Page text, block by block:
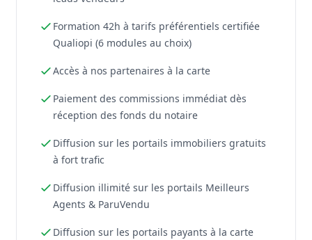
Formation 42h à tarifs préférentiels certifiée
Qualiopi (6 modules au choix)
Accès à nos partenaires à la carte
Paiement des commissions immédiat dès
réception des fonds du notaire
Diffusion sur les portails immobiliers gratuits
à fort trafic
Diffusion illimité sur les portails Meilleurs
Agents & ParuVendu
Diffusion sur les portails payants à la carte